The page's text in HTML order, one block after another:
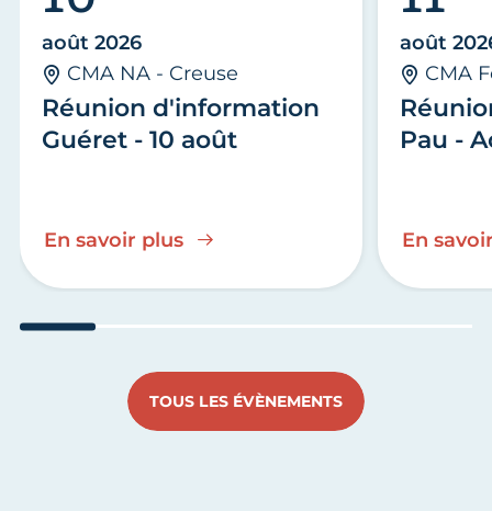
Réunion d'information
Guéret - 10 août
août 2026
CMA NA - Creuse
En savoir plus
Pau -
août
CMA
En
TOUS LES ÉVÈNEMENTS